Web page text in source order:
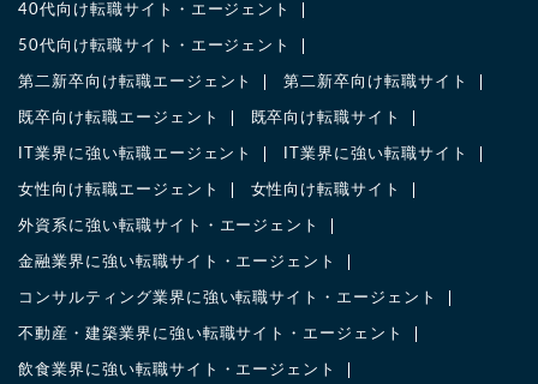
40代向け転職サイト・エージェント
50代向け転職サイト・エージェント
第二新卒向け転職エージェント 第二新卒向け転職サイト
既卒向け転職エージェント 既卒向け転職サイト
IT業界に強い転職エージェント IT業界に強い転職サイト
女性向け転職エージェント 女性向け転職サイト
外資系に強い転職サイト・エージェント
金融業界に強い転職サイト・エージェント
コンサルティング業界に強い転職サイト・エージェント
不動産・建築業界に強い転職サイト・エージェント
飲食業界に強い転職サイト・エージェント